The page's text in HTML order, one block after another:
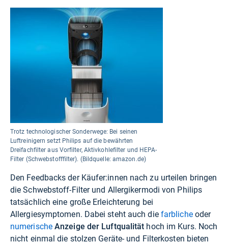
Trotz technologischer Sonderwege: Bei seinen
Luftreinigern setzt Philips auf die bewährten
Dreifachfilter aus Vorfilter, Aktivkohlefilter und HEPA-
Filter (Schwebstofffilter). (Bildquelle: amazon.de)
Den Feedbacks der Käufer:innen nach zu urteilen bringen
die Schwebstoff-Filter und Allergikermodi von Philips
tatsächlich eine große Erleichterung bei
Allergiesymptomen. Dabei steht auch die farblicheoder
numerische Anzeige der Luftqualität hoch im Kurs. Noch
nicht einmal die stolzen Geräte- und Filterkosten bieten